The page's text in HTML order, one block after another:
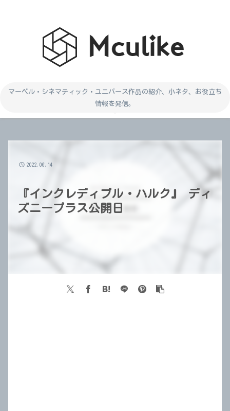
マーベル・シネマティック・ユニバース作品の紹介、小ネタ、お役立ち
情報を発信。
『インクレディブル・ハルク』 ディ
ズニープラス公開日
2022.06.14